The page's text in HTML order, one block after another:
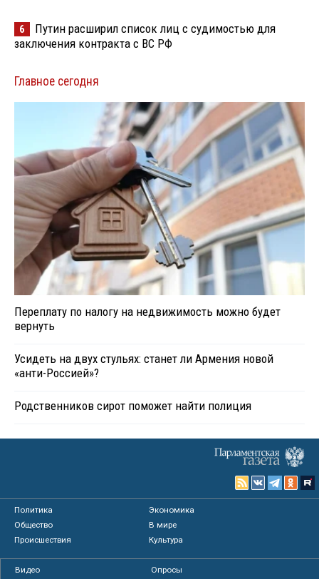
6
Путин расширил список лиц с судимостью для
заключения контракта с ВС РФ
Главное сегодня
Переплату по налогу на недвижимость можно будет
вернуть
Усидеть на двух стульях: станет ли Армения новой
«анти-Россией»?
Родственников сирот поможет найти полиция
Политика
Экономика
Общество
В мире
Происшествия
Культура
Видео
Опросы